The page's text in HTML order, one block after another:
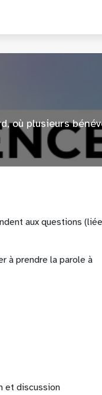
où plusieurs
aux questions
à prendre la parole à
et discussion